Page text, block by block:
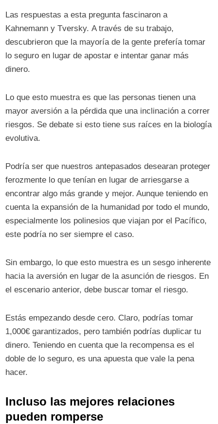
Las respuestas a esta pregunta fascinaron a
Kahnemann y Tversky. A través de su trabajo,
descubrieron que la mayoría de la gente prefería tomar
lo seguro en lugar de apostar e intentar ganar más
dinero.
Lo que esto muestra es que las personas tienen una
mayor aversión a la pérdida que una inclinación a correr
riesgos. Se debate si esto tiene sus raíces en la biología
evolutiva.
Podría ser que nuestros antepasados ​​desearan proteger
ferozmente lo que tenían en lugar de arriesgarse a
encontrar algo más grande y mejor. Aunque teniendo en
cuenta la expansión de la humanidad por todo el mundo,
especialmente los polinesios que viajan por el Pacífico,
este podría no ser siempre el caso.
Sin embargo, lo que esto muestra es un sesgo inherente
hacia la aversión en lugar de la asunción de riesgos. En
el escenario anterior, debe buscar tomar el riesgo.
Estás empezando desde cero. Claro, podrías tomar
1,000€ garantizados, pero también podrías duplicar tu
dinero. Teniendo en cuenta que la recompensa es el
doble de lo seguro, es una apuesta que vale la pena
hacer.
Incluso las mejores relaciones
pueden romperse